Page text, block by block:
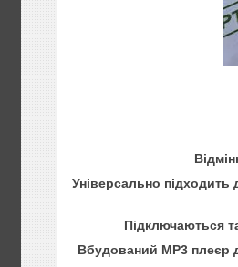
Універсально
Підключаються
Вбудований MP3 плеєр